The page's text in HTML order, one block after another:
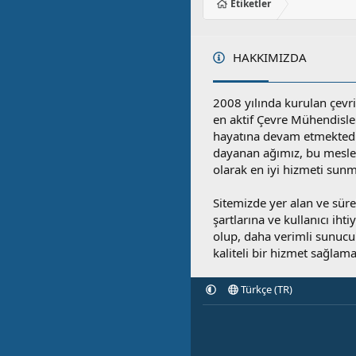
Etiketler
HAKKIMIZDA
2008 yılında kurulan
en aktif Çevre
hayatına devam
dayanan ağımız, bu
olarak en iyi hizmeti
Sitemizde yer alan ve
şartlarına ve kullanıcı
olup, daha verimli
kaliteli bir hizmet
Türkçe (TR)